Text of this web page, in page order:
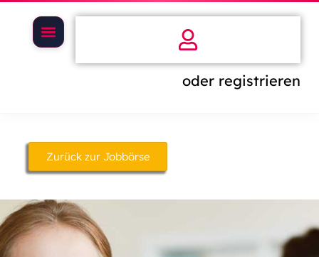
oder registrieren
Zurück zur Jobbörse